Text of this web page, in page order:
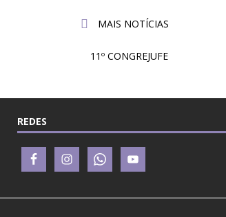
MAIS NOTÍCIAS
11º CONGREJUFE
REDES